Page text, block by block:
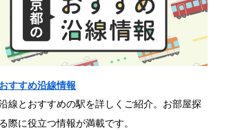
すすめ沿線情報
線とおすすめの駅を詳しくご紹介。お部屋探
際に役立つ情報が満載です。